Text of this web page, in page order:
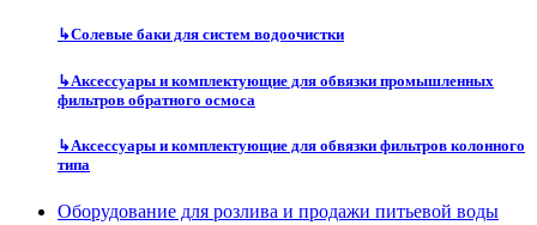
↳Солевые баки для систем водоочистки
↳Аксессуары и комплектующие для обвязки промышленных
фильтров обратного осмоса
↳Аксессуары и комплектующие для обвязки фильтров колонного
типа
Оборудование для розлива и продажи питьевой воды